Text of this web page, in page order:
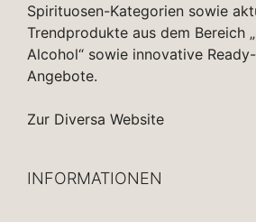
Spirituosen-Kategorien sowie
Trendprodukte aus dem Bereich
Alcohol“ sowie innovative
Angebote.
Zur Diversa Website
INFORMATIONEN